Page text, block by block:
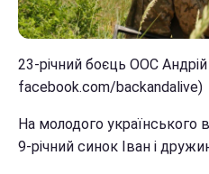
23-річний боєць ООС
facebook.com/backandalive)
На молодого українського
9-річний синок Іван і